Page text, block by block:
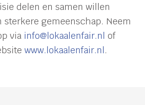
delen en samen willen
sterkere gemeenschap. Neem
via info@lokaalenfair.nl of
www.lokaalenfair.nl.